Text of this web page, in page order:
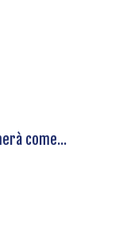
come...